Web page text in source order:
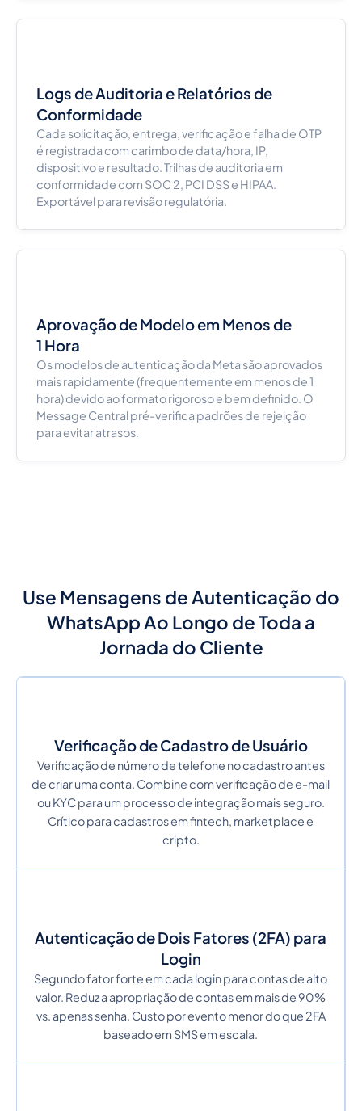
Logs de Auditoria e Relatórios de
Conformidade
Cada solicitação, entrega, verificação e falha de OTP
é registrada com carimbo de data/hora, IP,
dispositivo e resultado. Trilhas de auditoria em
conformidade com SOC 2, PCI DSS e HIPAA.
Exportável para revisão regulatória.
Aprovação de Modelo em Menos de
1 Hora
Os modelos de autenticação da Meta são aprovados
mais rapidamente (frequentemente em menos de 1
hora) devido ao formato rigoroso e bem definido. O
Message Central pré-verifica padrões de rejeição
para evitar atrasos.
Use Mensagens de Autenticação do
WhatsApp Ao Longo de Toda a
Jornada do Cliente
Verificação de Cadastro de Usuário
Verificação de número de telefone no cadastro antes
de criar uma conta. Combine com verificação de e-mail
ou KYC para um processo de integração mais seguro.
Crítico para cadastros em fintech, marketplace e
cripto.
Autenticação de Dois Fatores (2FA) para
Login
Segundo fator forte em cada login para contas de alto
valor. Reduz a apropriação de contas em mais de 90%
vs. apenas senha. Custo por evento menor do que 2FA
baseado em SMS em escala.